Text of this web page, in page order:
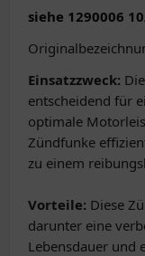
siehe 1290006
Einsatzzweck:
entscheidend für
optimale
Zündfunke
zu einem
Vorteile: Diese
darunter eine
Lebensdauer und